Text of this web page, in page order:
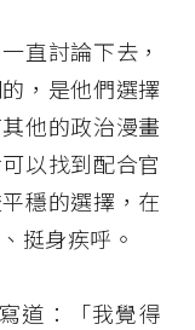
直討論下去，
，是他們選擇
他的政治漫畫
以找到配合官
穩的選擇，在
挺身疾呼。
道：「我覺得